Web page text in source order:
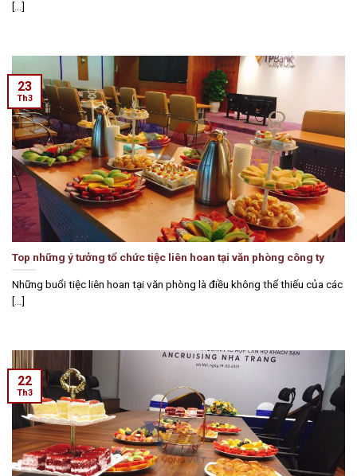
[...]
Top những ý tưởng tổ chức tiệc liên hoan tại văn phòng công ty
Những buổi tiệc liên hoan tại văn phòng là điều không thể thiếu của các
[...]
23
Th3
22
Th3